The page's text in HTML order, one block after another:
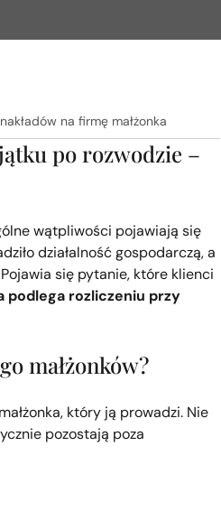
na firmę małżonka
po rozwodzie –
wątpliwości pojawiają się
działalność gospodarczą, a
się pytanie, które klienci
podlega rozliczeniu przy
małżonków?
który ją prowadzi. Nie
pozostają poza